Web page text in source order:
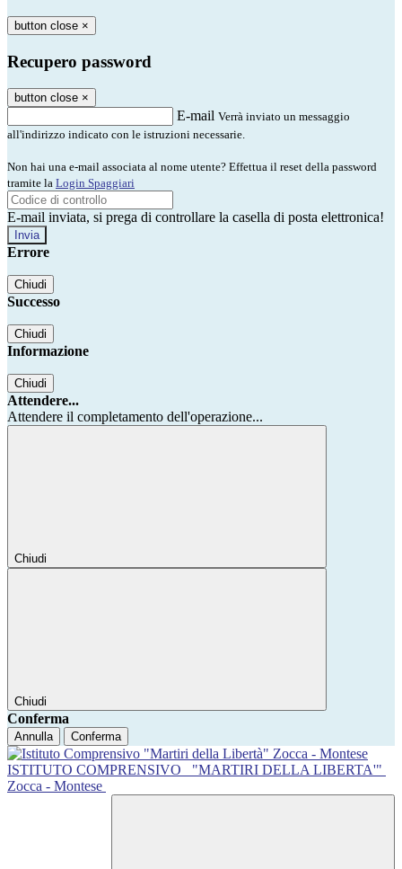
button close ×
Recupero password
button close ×
E-mail Verrà inviato un messaggio
all'indirizzo indicato con le istruzioni necessarie.
Non hai una e-mail associata al nome utente? Effettua il reset della password
tramite la Login Spaggiari
E-mail inviata, si prega di controllare la casella di posta elettronica!
Errore
Chiudi
Successo
Chiudi
Informazione
Chiudi
Attendere...
Attendere il completamento dell'operazione...
Chiudi
Chiudi
Conferma
Annulla Conferma
ISTITUTO COMPRENSIVO
"MARTIRI DELLA LIBERTA'"
Zocca - Montese